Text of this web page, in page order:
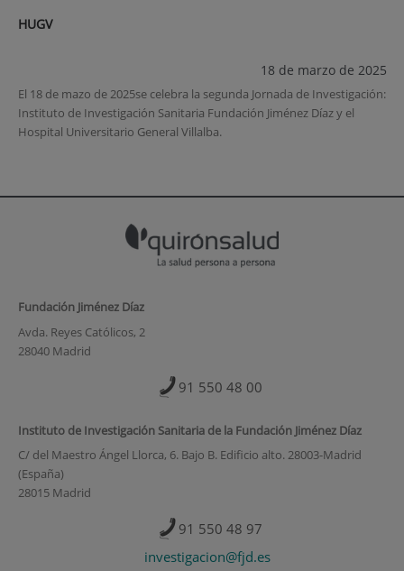
HUGV
18 de marzo de 2025
El 18 de mazo de 2025se celebra la segunda Jornada de Investigación:
Instituto de Investigación Sanitaria Fundación Jiménez Díaz y el
Hospital Universitario General Villalba.
Fundación Jiménez Díaz
Avda. Reyes Católicos, 2
28040 Madrid
91 550 48 00
Instituto de Investigación Sanitaria de la Fundación Jiménez Díaz
C/ del Maestro Ángel Llorca, 6. Bajo B. Edificio alto. 28003-Madrid
(España)
28015 Madrid
91 550 48 97
investigacion@fjd.es